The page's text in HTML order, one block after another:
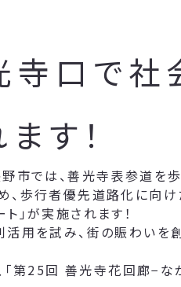
寺口で社
す！
市では、善光寺表参道を歩
、歩行者優先道路化に向け
」が実施されます！
活用を試み、街の賑わいを
「第25回 善光寺花回廊−な